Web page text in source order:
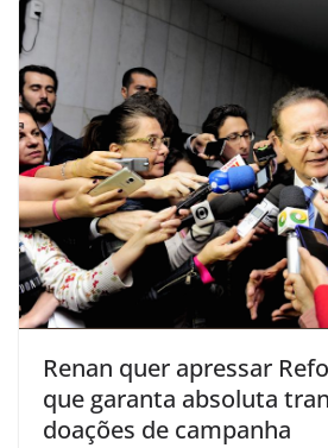
Renan quer apressar
que garanta absoluta
doações de campanha